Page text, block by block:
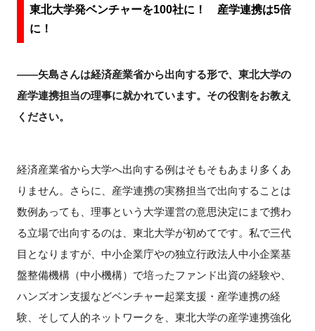
閉じる
東北大学発ベンチャーを100社に！ 産学連携は5倍
に！
――矢島さんは経済産業省から出向する形で、東北大学の
産学連携担当の理事に就かれています。その役割をお教え
ください。
経済産業省から大学へ出向する例はそもそもあまり多くあ
りません。さらに、産学連携の実務担当で出向することは
数例あっても、理事という大学運営の意思決定にまで携わ
る立場で出向するのは、東北大学が初めてです。私で三代
目となりますが、中小企業庁やの独立行政法人中小企業基
盤整備機構（中小機構）で培ったファンド出資の経験や、
ハンズオン支援などベンチャー起業支援・産学連携の経
験、そして人的ネットワークを、東北大学の産学連携強化